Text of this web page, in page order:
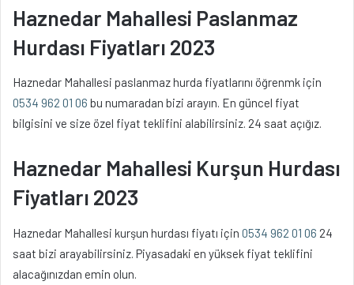
Haznedar Mahallesi Paslanmaz
Hurdası Fiyatları 2023
Haznedar Mahallesi paslanmaz hurda fiyatlarını öğrenmk için
0534 962 01 06 bu numaradan bizi arayın. En güncel fiyat
bilgisini ve size özel fiyat teklifini alabilirsiniz. 24 saat açığız.
Haznedar Mahallesi Kurşun Hurdası
Fiyatları 2023
Haznedar Mahallesi kurşun hurdası fiyatı için 0534 962 01 06 24
saat bizi arayabilirsiniz. Piyasadaki en yüksek fiyat teklifini
alacağınızdan emin olun.